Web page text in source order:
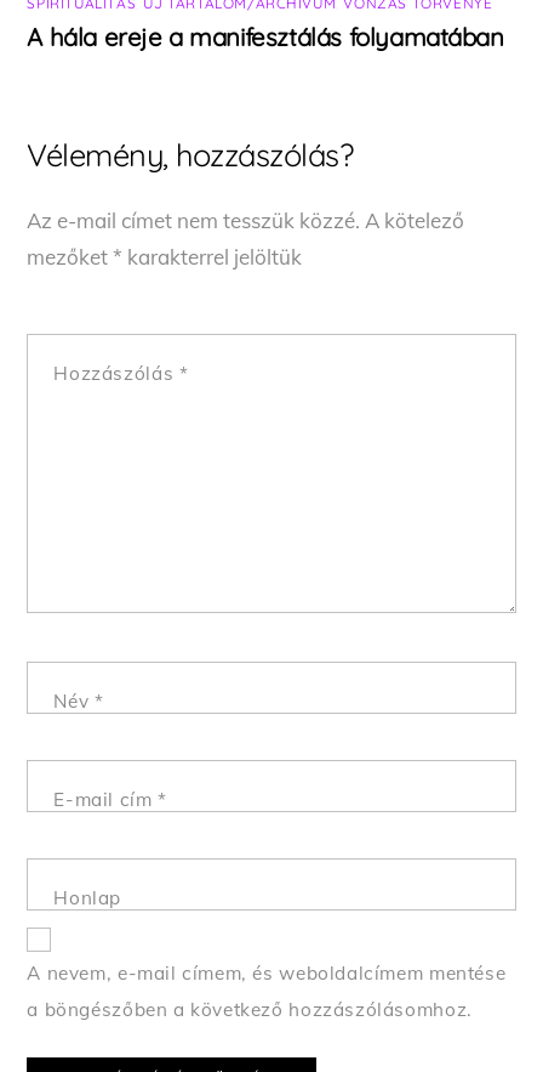
A hála ereje a manifesztálás folyamatában
Vélemény, hozzászólás?
Az e-mail címet nem tesszük közzé. A kötelező
mezőket* karakterrel jelöltük
Hozzászólás *
Név *
E-mail cím*
Honlap
A nevem, e-mail címem, és weboldalcímem mentése
a böngészőben a következő hozzászólásomhoz.